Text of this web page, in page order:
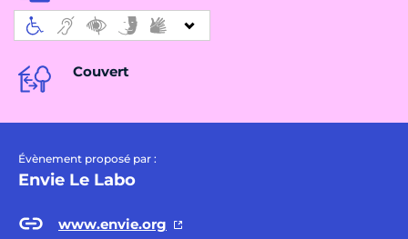
Couvert
Évènement proposé par :
Envie Le Labo
www.envie.org